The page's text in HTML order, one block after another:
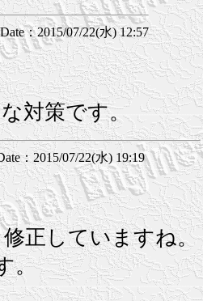
：2015/07/22(水) 12:57
対策です。
：2015/07/22(水) 19:19
正していますね。
。